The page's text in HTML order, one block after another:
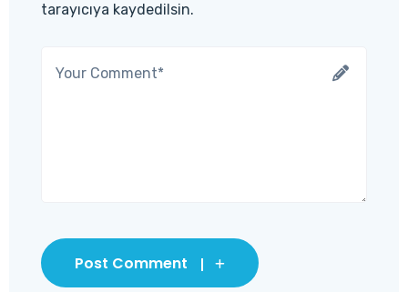
tarayıcıya kaydedilsin.
Post Comment